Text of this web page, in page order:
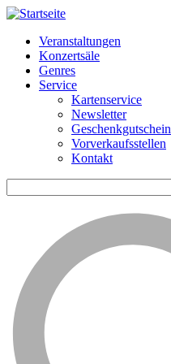
Horizontale
Navigation
Veranstaltungen
Konzertsäle
Genres
Service
Kartenservice
Newsletter
Geschenkgutschein
Vorverkaufsstellen
Kontakt